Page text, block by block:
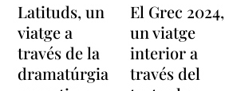
Latituds, un
viatge a
través de la
dramatúrgia
El Grec 2024,
un viatge
interior a
través del